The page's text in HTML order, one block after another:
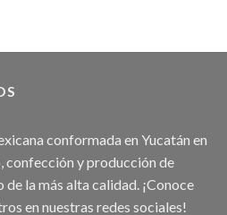
conformada en Yucatán en
confección y producción de
la más alta calidad. ¡Conoce
en nuestras redes sociales!